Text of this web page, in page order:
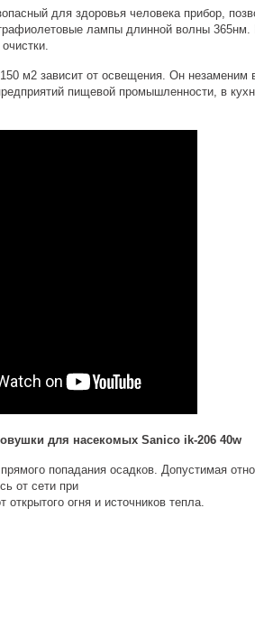
для здоровья человека прибор,
лампы длинной волны 365нм.
м2 зависит от освещения. Он
пищевой промышленности, в
для насекомых Sanico ik-206 40w
попадания осадков. Допустимая
от сети при
огня и источников тепла.